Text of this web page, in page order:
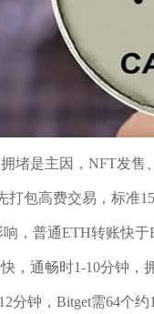
堵是主因，NFT发
打包高费交易，标准
，普通ETH转账快于
，通畅时1-10分钟，
分钟，Bitget需64个